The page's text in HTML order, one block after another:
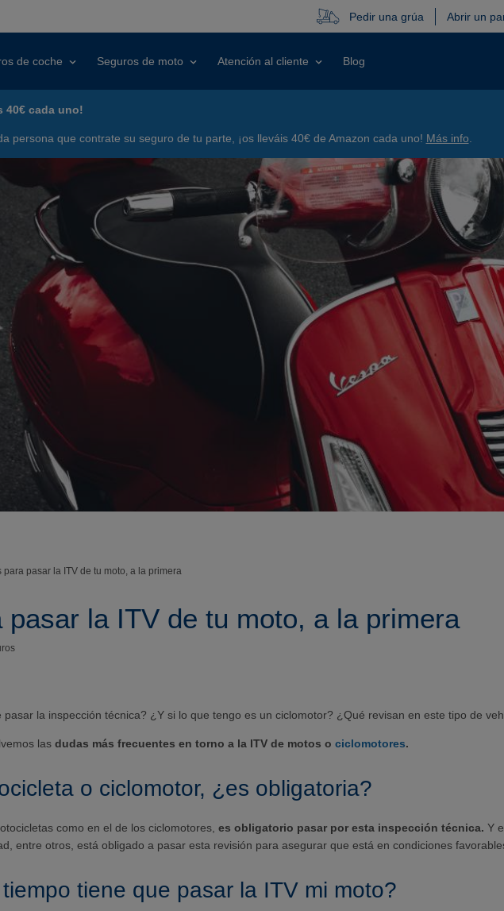
Pedir una grúa Abrir un
de coche Seguros de moto Atención al cliente Blog
40€ cada uno!
persona que contrate su seguro de tu parte, ¡os lleváis 40€ de Amazon cada uno! Más info
para pasar la ITV de tu moto, a la primera
pasar la ITV de tu moto, a la primera
pasar la inspección técnica? ¿Y si lo que tengo es un ciclomotor? ¿Qué revisan en este tipo de
las dudas más frecuentes en torno a la ITV de motos o ciclomotores.
o ciclomotor, ¿es obligatoria?
como en el de los ciclomotores, es obligatorio pasar por esta inspección técnica. Y
entre otros, está obligado a pasar esta revisión para asegurar que está en condiciones
tiene que pasar la ITV mi moto?